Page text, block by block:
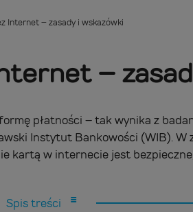
Internet – zasady i wskazówki
–
płatności – tak wynika z
Instytut Bankowości (WIB).
kartą w internecie jest
Spis treści